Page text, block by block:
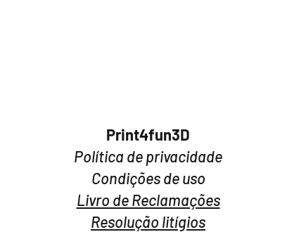
Print4fun3D​
Política de privacidade
Condições de uso
Livro de Reclamações
Resolução litígios